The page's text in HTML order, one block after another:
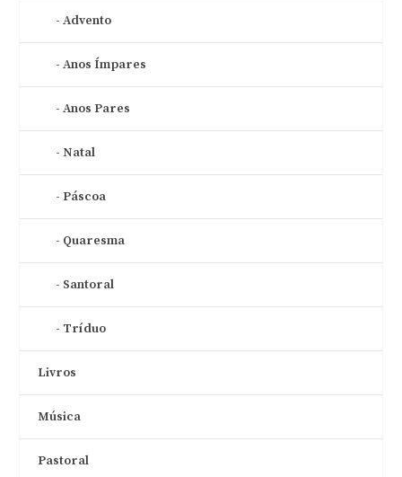
Advento
Anos Ímpares
Anos Pares
Natal
Páscoa
Quaresma
Santoral
Tríduo
Livros
Música
Pastoral